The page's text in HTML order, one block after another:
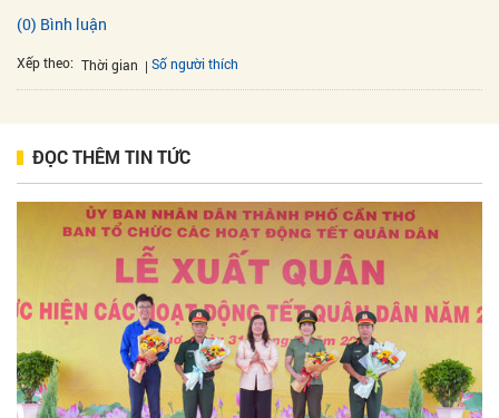
(0) Bình luận
Xếp theo: Thời gian Số người thích
ĐỌC THÊM TIN TỨC